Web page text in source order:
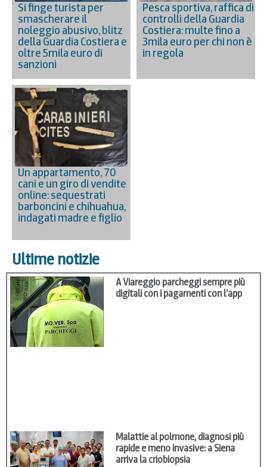
Si finge turista per
smascherare il
noleggio abusivo, blitz
della Guardia Costiera e
oltre 5mila euro di
sanzioni
Pesca sportiva, raffica di
controlli della Guardia
Costiera: multe fino a
3mila euro per chi non è
in regola
Un appartamento, 70
cani e un giro di vendite
online: sequestrati
barboncini e chihuahua,
indagati madre e figlio
Ultime notizie
A Viareggio parcheggi sempre più
digitali con i pagamenti con l’app
Malattie al polmone, diagnosi più
rapide e meno invasive: a Siena
arriva la criobiopsia